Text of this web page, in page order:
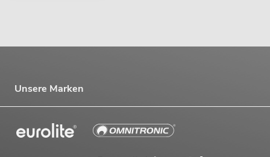
Unsere Marken